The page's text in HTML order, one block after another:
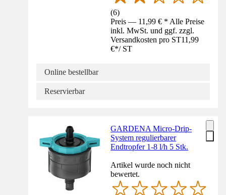
(6)
Preis — 11,99 € * Alle Preise
inkl. MwSt. und ggf. zzgl.
Versandkosten pro ST11,99
€*/ ST
Online bestellbar
Reservierbar
GARDENA Micro-Drip-
System regulierbarer
Endtropfer 1-8 l/h 5 Stk.
Artikel wurde noch nicht
bewertet.